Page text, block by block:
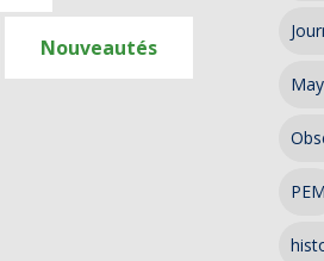
Nouveautés
PEM